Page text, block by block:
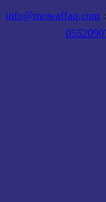
info@mowaffaq.com